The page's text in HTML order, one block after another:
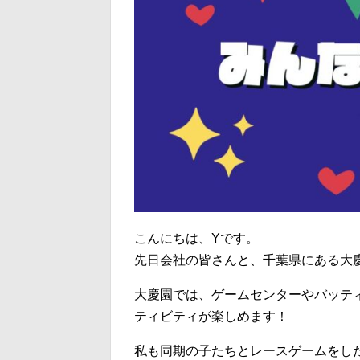
こんにちは、Yです。
先日会社の皆さんと、千葉県にある
大慶園では、ゲームセンターやバッ
ティビティが楽しめます！
私も同期の子たちとレースゲームを